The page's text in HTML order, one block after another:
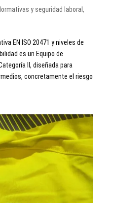
y seguridad laboral ,
EN ISO 20471 y niveles de
es un Equipo de
II, diseñada para
concretamente el riesgo